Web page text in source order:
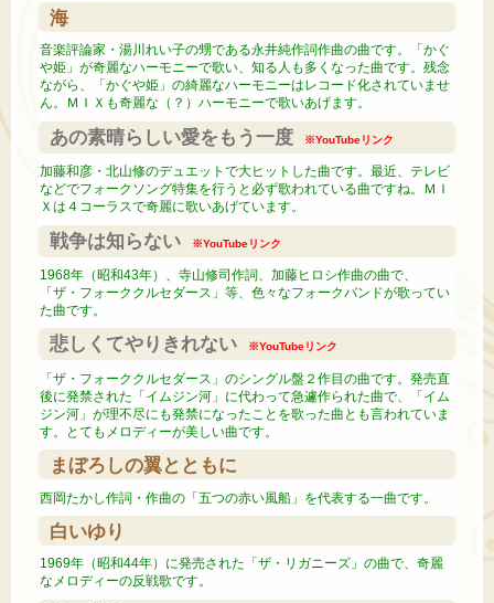
海
音楽評論家・湯川れい子の甥である永井純作詞作曲の曲です。「かぐ
や姫」が奇麗なハーモニーで歌い、知る人も多くなった曲です。残念
ながら、「かぐや姫」の綺麗なハーモニーはレコード化されていませ
ん。ＭＩＸも奇麗な（？）ハーモニーで歌いあげます。
あの素晴らしい愛をもう一度 ※YouTubeリンク
加藤和彦・北山修のデュエットで大ヒットした曲です。最近、テレビ
などでフォークソング特集を行うと必ず歌われている曲ですね。ＭＩ
Ｘは４コーラスで奇麗に歌いあげています。
戦争は知らない ※YouTubeリンク
1968年（昭和43年）、寺山修司作詞、加藤ヒロシ作曲の曲で、
「ザ・フォーククルセダース」等、色々なフォークバンドが歌ってい
た曲です。
悲しくてやりきれない ※YouTubeリンク
「ザ・フォーククルセダース」のシングル盤２作目の曲です。発売直
後に発禁された「イムジン河」に代わって急遽作られた曲で、「イム
ジン河」が理不尽にも発禁になったことを歌った曲とも言われていま
す。とてもメロディーが美しい曲です。
まぼろしの翼とともに
西岡たかし作詞・作曲の「五つの赤い風船」を代表する一曲です。
白いゆり
1969年（昭和44年）に発売された「ザ・リガニーズ」の曲で、奇麗
なメロディーの反戦歌です。